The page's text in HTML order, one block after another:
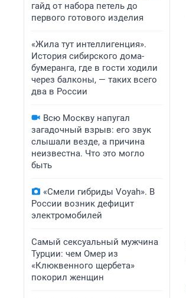
гайд от набора петель до
первого готового изделия
«Жила тут интеллигенция».
История сибирского дома-
бумеранга, где в гости ходили
через балконы, — таких всего
два в России
Всю Москву напугал
загадочный взрыв: его звук
слышали везде, а причина
неизвестна. Что это могло
быть
«Смели гибриды Voyah». В
России возник дефицит
электромобилей
Самый сексуальный мужчина
Турции: чем Омер из
«Клюквенного щербета»
покорил женщин